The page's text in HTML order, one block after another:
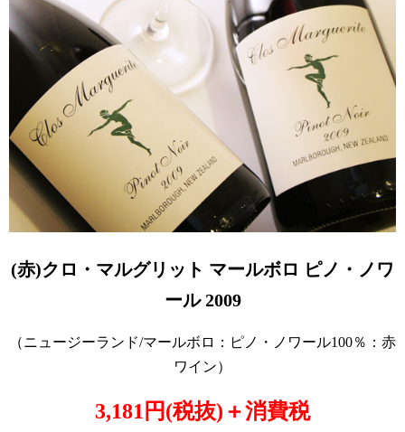
(赤)クロ・マルグリット マールボロ ピノ・ノワ
ール 2009
（ニュージーランド/マールボロ：ピノ・ノワール100％：赤
ワイン）
3,181円(税抜)＋消費税